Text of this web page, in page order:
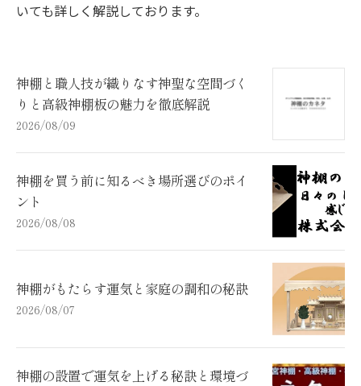
いても詳しく解説しております。
神棚と職人技が織りなす神聖な空間づく
りと高級神棚板の魅力を徹底解説
2026/08/09
神棚を買う前に知るべき場所選びのポイ
ント
2026/08/08
神棚がもたらす運気と家庭の調和の秘訣
2026/08/07
神棚の設置で運気を上げる秘訣と環境づ